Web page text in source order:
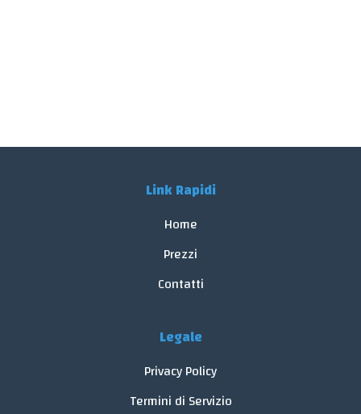
Link Rapidi
Home
Prezzi
Contatti
Legale
Privacy Policy
Termini di Servizio